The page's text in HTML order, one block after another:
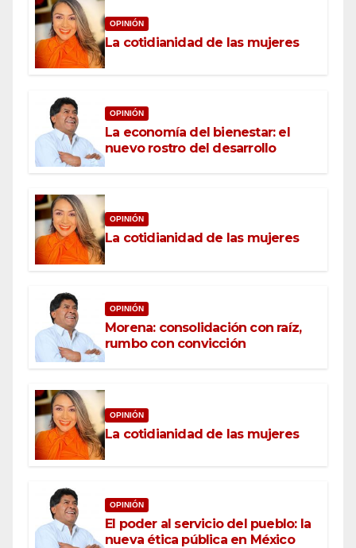
OPINIÓN
La cotidianidad de las mujeres
OPINIÓN
La economía del bienestar: el
nuevo rostro del desarrollo
OPINIÓN
La cotidianidad de las mujeres
OPINIÓN
Morena: consolidación con raíz,
rumbo con convicción
OPINIÓN
La cotidianidad de las mujeres
OPINIÓN
El poder al servicio del pueblo: la
nueva ética pública en México